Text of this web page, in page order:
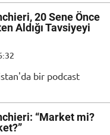
20 Sene Önce
Aldığı Tavsiyeyi
bir podcast
“Market mi?